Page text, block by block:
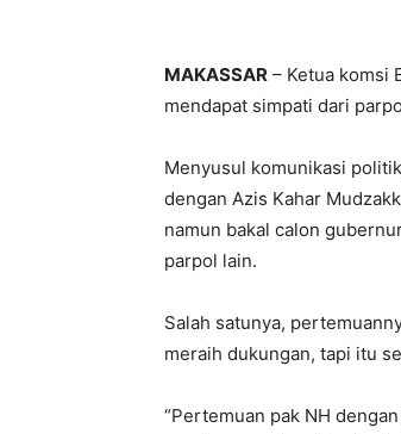
MAKASSAR – Ketua komsi
mendapat simpati dari
Menyusul komunikasi
dengan Azis Kahar
namun bakal calon
parpol lain.
Salah satunya,
meraih dukungan, tapi itu
“Pertemuan pak NH